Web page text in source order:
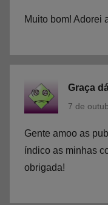
T
t
J
o
g
Muito bom! Adorei
Graça
7 de
Gente amoo as
índico as minhas
obrigada!